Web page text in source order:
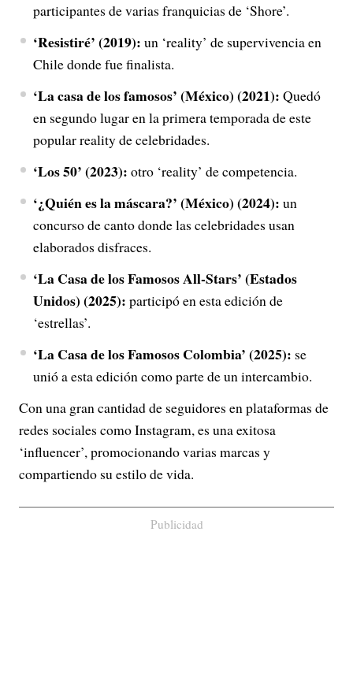
participantes de varias franquicias de ‘Shore’.
‘Resistiré’ (2019): un ‘reality’ de supervivencia en
Chile donde fue finalista.
‘La casa de los famosos’ (México) (2021): Quedó
en segundo lugar en la primera temporada de este
popular reality de celebridades.
‘Los 50’ (2023): otro ‘reality’ de competencia.
‘¿Quién es la máscara?’ (México) (2024): un
concurso de canto donde las celebridades usan
elaborados disfraces.
‘La Casa de los Famosos All-Stars’ (Estados
Unidos) (2025): participó en esta edición de
‘estrellas’.
‘La Casa de los Famosos Colombia’ (2025): se
unió a esta edición como parte de un intercambio.
Con una gran cantidad de seguidores en plataformas de
redes sociales como Instagram, es una exitosa
‘influencer’, promocionando varias marcas y
compartiendo su estilo de vida.
Publicidad